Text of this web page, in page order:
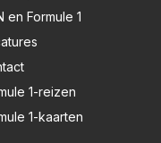
en Formule 1
1-reizen
1-kaarten